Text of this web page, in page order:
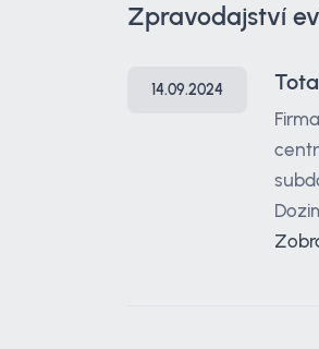
Zpravodajství
14.09.2024